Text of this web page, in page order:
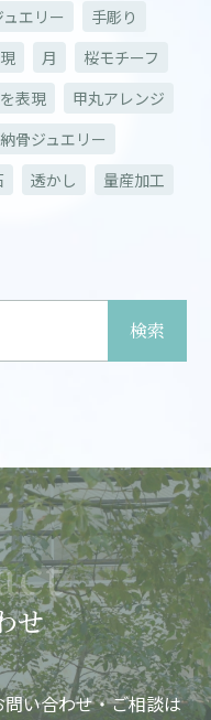
エリー
手彫り
月
桜モチーフ
表現
甲丸アレンジ
納骨ジュエリー
透かし 量産加工
検索
せ
い合わせ・ご相談は